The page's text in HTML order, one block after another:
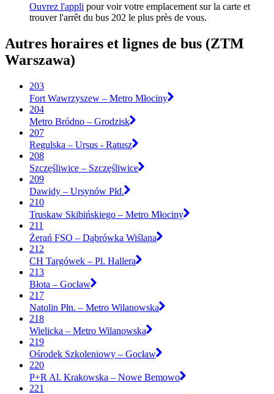
Ouvrez l'appli pour voir votre emplacement sur la carte et
trouver l'arrêt du bus 202 le plus près de vous.
Autres horaires et lignes de bus (ZTM
Warszawa)
203
Fort Wawrzyszew – Metro Młociny
204
Metro Bródno – Grodzisk
207
Regulska – Ursus - Ratusz
208
Szczęśliwice – Szczęśliwice
209
Dawidy – Ursynów Płd.
210
Truskaw Skibińskiego – Metro Młociny
211
Żerań FSO – Dąbrówka Wiślana
212
CH Targówek – Pl. Hallera
213
Błota – Gocław
217
Natolin Płn. – Metro Wilanowska
218
Wielicka – Metro Wilanowska
219
Ośrodek Szkoleniowy – Gocław
220
P+R Al. Krakowska – Nowe Bemowo
221